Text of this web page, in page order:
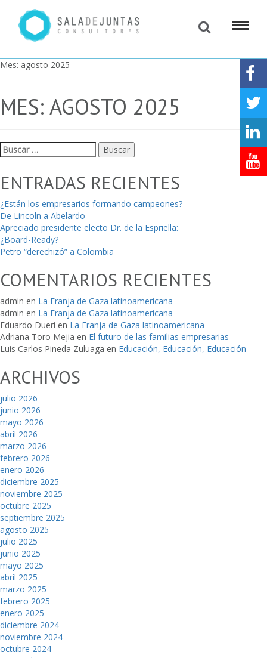
Mes: agosto 2025
MES: AGOSTO 2025
Buscar:
ENTRADAS RECIENTES
¿Están los empresarios formando campeones?
De Lincoln a Abelardo
Apreciado presidente electo Dr. de la Espriella:
¿Board-Ready?
Petro “derechizó” a Colombia
COMENTARIOS RECIENTES
admin en La Franja de Gaza latinoamericana
admin en La Franja de Gaza latinoamericana
Eduardo Dueri en La Franja de Gaza latinoamericana
Adriana Toro Mejia en El futuro de las familias empresarias
Luis Carlos Pineda Zuluaga en Educación, Educación, Educación
ARCHIVOS
julio 2026
junio 2026
mayo 2026
abril 2026
marzo 2026
febrero 2026
enero 2026
diciembre 2025
noviembre 2025
octubre 2025
septiembre 2025
agosto 2025
julio 2025
junio 2025
mayo 2025
abril 2025
marzo 2025
febrero 2025
enero 2025
diciembre 2024
noviembre 2024
octubre 2024